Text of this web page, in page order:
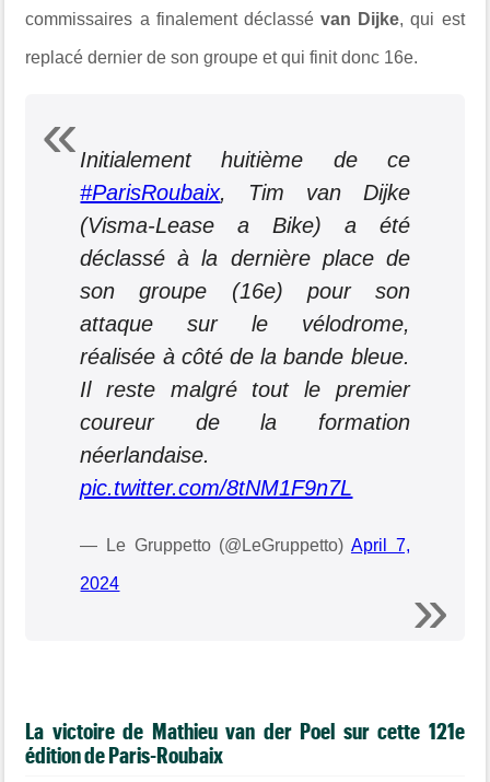
commissaires a finalement déclassévan Dijke, qui est
replacé dernier de son groupe et qui finit donc 16e.
Initialement huitième de ce
#ParisRoubaix, Tim van Dijke
(Visma-Lease a Bike) a été
déclassé à la dernière place de
son groupe (16e) pour son
attaque sur le vélodrome,
réalisée à côté de la bande bleue.
Il reste malgré tout le premier
coureur de la formation
néerlandaise.
pic.twitter.com/8tNM1F9n7L
— Le Gruppetto (@LeGruppetto) April 7,
2024
La victoire de Mathieu van der Poel sur cette 121e
édition de Paris-Roubaix